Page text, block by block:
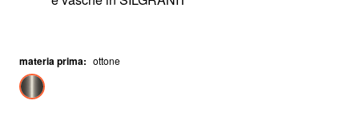
materia prima: ottone